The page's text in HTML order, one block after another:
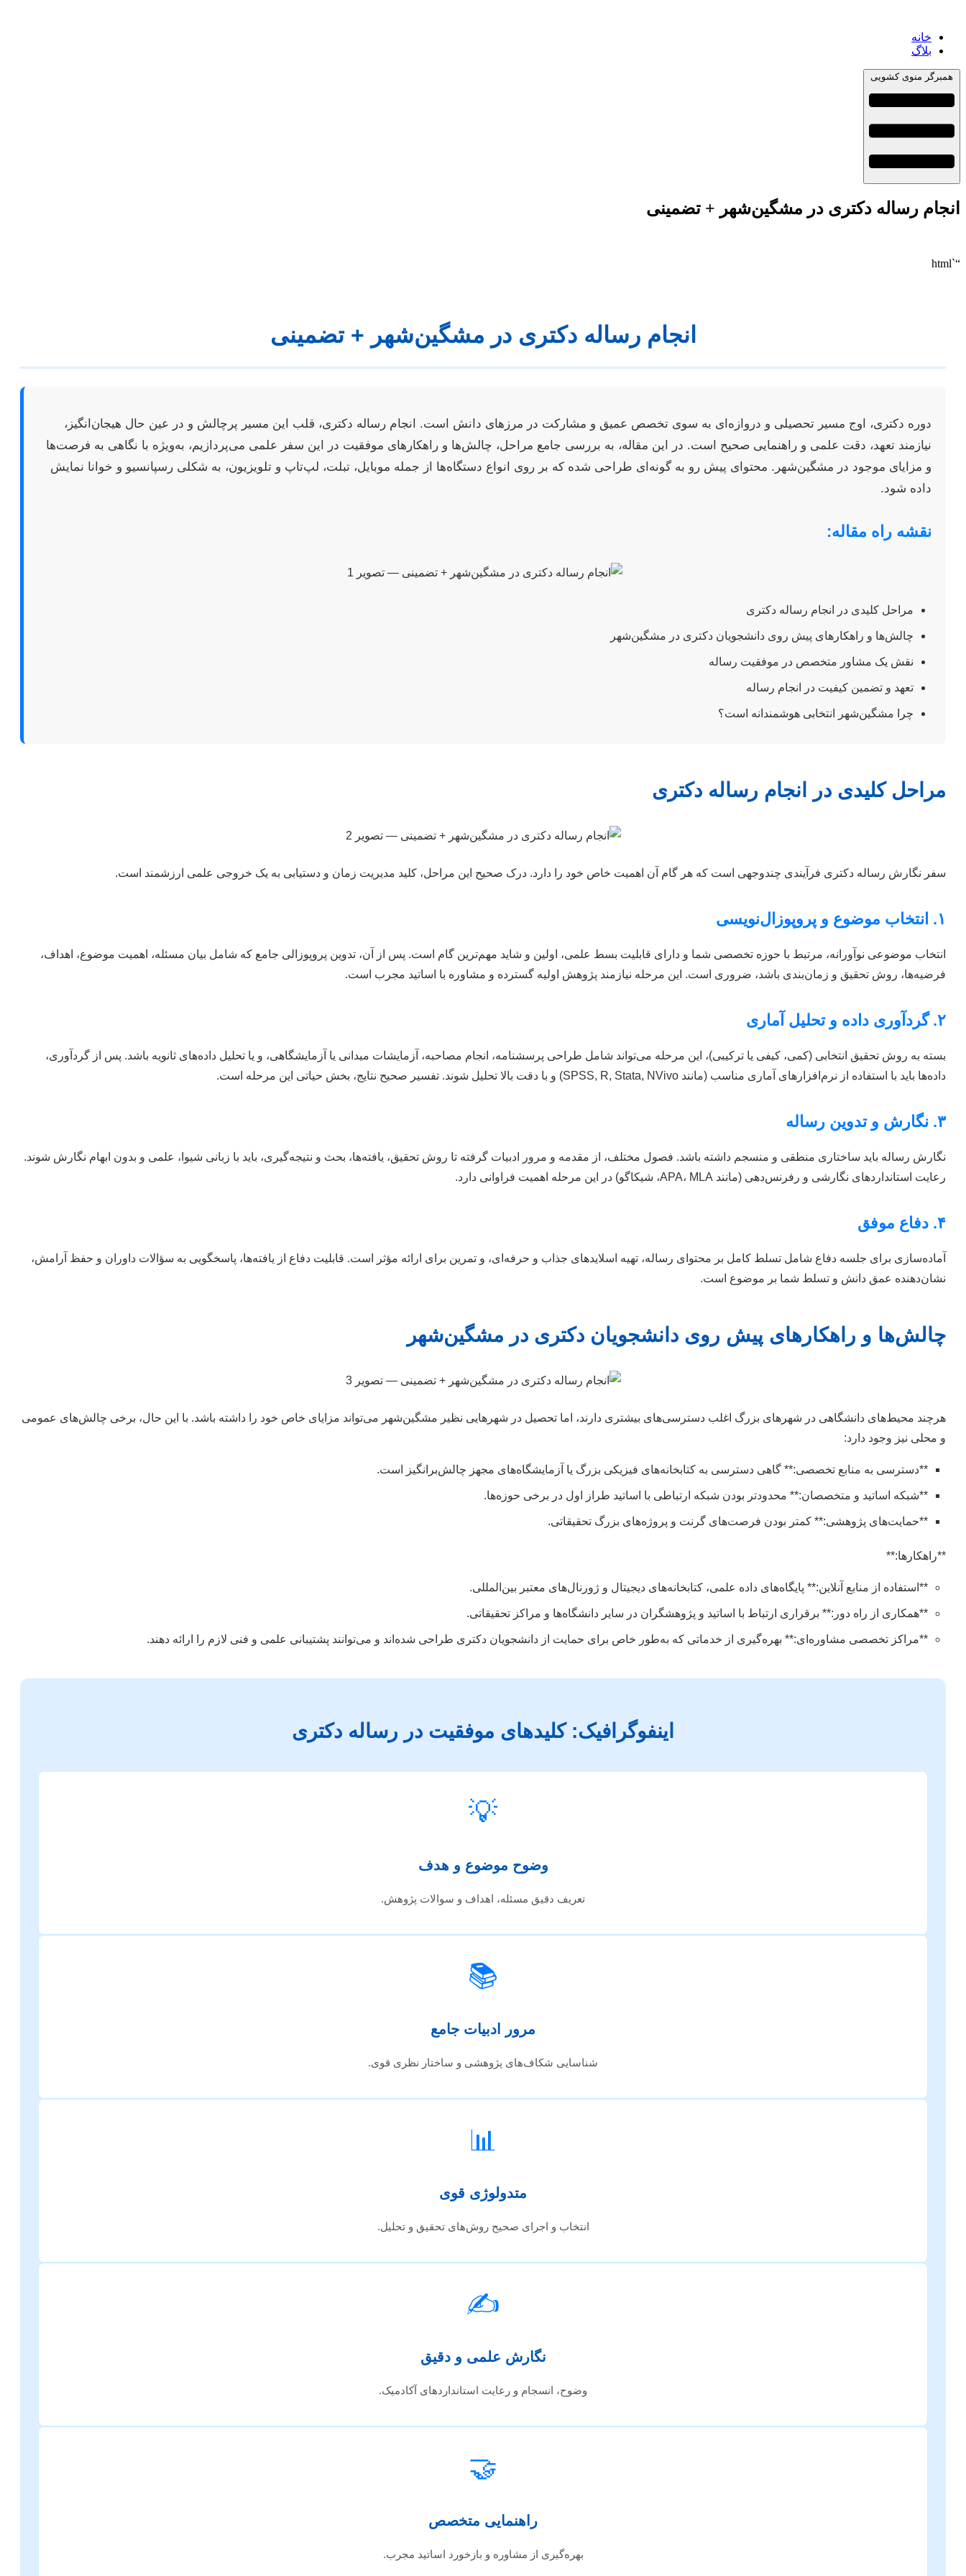
خانه
بلاگ
همبرگر منوی کشویی
انجام رساله دکتری در مشگین‌شهر + تضمینی
“`html
انجام رساله دکتری در مشگین‌شهر + تضمینی
دوره دکتری، اوج مسیر تحصیلی و دروازه‌ای به سوی تخصص عمیق و مشارکت در مرزهای دانش است. انجام رساله دکتری، قلب این مسیر پرچالش و در عین حال هیجان‌انگیز،
نیازمند تعهد، دقت علمی و راهنمایی صحیح است. در این مقاله، به بررسی جامع مراحل، چالش‌ها و راهکارهای موفقیت در این سفر علمی می‌پردازیم، به‌ویژه با نگاهی به فرصت‌ها
و مزایای موجود در مشگین‌شهر. محتوای پیش رو به گونه‌ای طراحی شده که بر روی انواع دستگاه‌ها از جمله موبایل، تبلت، لپ‌تاپ و تلویزیون، به شکلی رسپانسیو و خوانا نمایش
داده شود.
نقشه راه مقاله:
مراحل کلیدی در انجام رساله دکتری
چالش‌ها و راهکارهای پیش روی دانشجویان دکتری در مشگین‌شهر
نقش یک مشاور متخصص در موفقیت رساله
تعهد و تضمین کیفیت در انجام رساله
چرا مشگین‌شهر انتخابی هوشمندانه است؟
مراحل کلیدی در انجام رساله دکتری
سفر نگارش رساله دکتری فرآیندی چندوجهی است که هر گام آن اهمیت خاص خود را دارد. درک صحیح این مراحل، کلید مدیریت زمان و دستیابی به یک خروجی علمی ارزشمند است.
۱. انتخاب موضوع و پروپوزال‌نویسی
انتخاب موضوعی نوآورانه، مرتبط با حوزه تخصصی شما و دارای قابلیت بسط علمی، اولین و شاید مهم‌ترین گام است. پس از آن، تدوین پروپوزالی جامع که شامل بیان مسئله، اهمیت موضوع، اهداف،
فرضیه‌ها، روش تحقیق و زمان‌بندی باشد، ضروری است. این مرحله نیازمند پژوهش اولیه گسترده و مشاوره با اساتید مجرب است.
۲. گردآوری داده و تحلیل آماری
بسته به روش تحقیق انتخابی (کمی، کیفی یا ترکیبی)، این مرحله می‌تواند شامل طراحی پرسشنامه، انجام مصاحبه، آزمایشات میدانی یا آزمایشگاهی، و یا تحلیل داده‌های ثانویه باشد. پس از گردآوری،
داده‌ها باید با استفاده از نرم‌افزارهای آماری مناسب (مانند SPSS, R, Stata, NVivo) و با دقت بالا تحلیل شوند. تفسیر صحیح نتایج، بخش حیاتی این مرحله است.
۳. نگارش و تدوین رساله
نگارش رساله باید ساختاری منطقی و منسجم داشته باشد. فصول مختلف، از مقدمه و مرور ادبیات گرفته تا روش تحقیق، یافته‌ها، بحث و نتیجه‌گیری، باید با زبانی شیوا، علمی و بدون ابهام نگارش شوند.
رعایت استانداردهای نگارشی و رفرنس‌دهی (مانند APA، MLA، شیکاگو) در این مرحله اهمیت فراوانی دارد.
۴. دفاع موفق
آماده‌سازی برای جلسه دفاع شامل تسلط کامل بر محتوای رساله، تهیه اسلایدهای جذاب و حرفه‌ای، و تمرین برای ارائه مؤثر است. قابلیت دفاع از یافته‌ها، پاسخگویی به سؤالات داوران و حفظ آرامش،
نشان‌دهنده عمق دانش و تسلط شما بر موضوع است.
چالش‌ها و راهکارهای پیش روی دانشجویان دکتری در مشگین‌شهر
هرچند محیط‌های دانشگاهی در شهرهای بزرگ اغلب دسترسی‌های بیشتری دارند، اما تحصیل در شهرهایی نظیر مشگین‌شهر می‌تواند مزایای خاص خود را داشته باشد. با این حال، برخی چالش‌های عمومی
و محلی نیز وجود دارد:
**دسترسی به منابع تخصصی:** گاهی دسترسی به کتابخانه‌های فیزیکی بزرگ یا آزمایشگاه‌های مجهز چالش‌برانگیز است.
**شبکه اساتید و متخصصان:** محدودتر بودن شبکه ارتباطی با اساتید طراز اول در برخی حوزه‌ها.
**حمایت‌های پژوهشی:** کمتر بودن فرصت‌های گرنت و پروژه‌های بزرگ تحقیقاتی.
**راهکارها:**
**استفاده از منابع آنلاین:** پایگاه‌های داده علمی، کتابخانه‌های دیجیتال و ژورنال‌های معتبر بین‌المللی.
**همکاری از راه دور:** برقراری ارتباط با اساتید و پژوهشگران در سایر دانشگاه‌ها و مراکز تحقیقاتی.
**مراکز تخصصی مشاوره‌ای:** بهره‌گیری از خدماتی که به‌طور خاص برای حمایت از دانشجویان دکتری طراحی شده‌اند و می‌توانند پشتیبانی علمی و فنی لازم را ارائه دهند.
اینفوگرافیک: کلیدهای موفقیت در رساله دکتری
💡
وضوح موضوع و هدف
تعریف دقیق مسئله، اهداف و سوالات پژوهش.
📚
مرور ادبیات جامع
شناسایی شکاف‌های پژوهشی و ساختار نظری قوی.
📊
متدولوژی قوی
انتخاب و اجرای صحیح روش‌های تحقیق و تحلیل.
✍️
نگارش علمی و دقیق
وضوح، انسجام و رعایت استانداردهای آکادمیک.
🤝
راهنمایی متخصص
بهره‌گیری از مشاوره و بازخورد اساتید مجرب.